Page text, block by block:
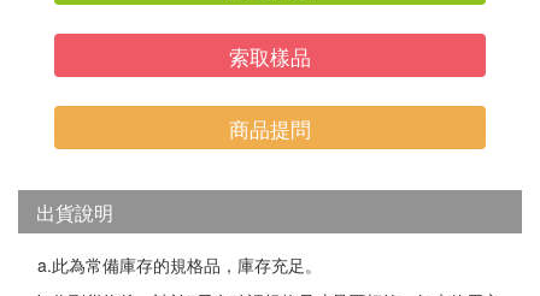
索取樣品
商品提問
出貨說明
a.此為常備庫存的規格品，庫存充足。